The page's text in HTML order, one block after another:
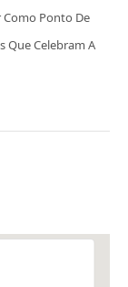
Como Ponto De
Que Celebram A